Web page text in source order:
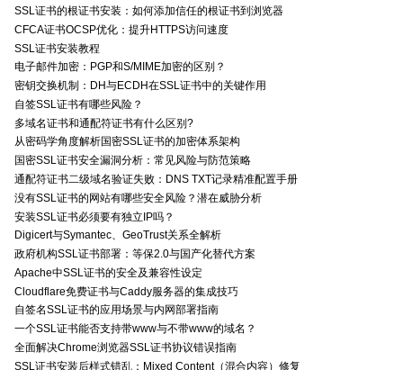
SSL证书的根证书安装：如何添加信任的根证书到浏览器
CFCA证书OCSP优化：提升HTTPS访问速度
SSL证书安装教程
电子邮件加密：PGP和S/MIME加密的区别？
密钥交换机制：DH与ECDH在SSL证书中的关键作用
自签SSL证书有哪些风险？
多域名证书和通配符证书有什么区别?
从密码学角度解析国密SSL证书的加密体系架构
国密SSL证书安全漏洞分析：常见风险与防范策略
通配符证书二级域名验证失败：DNS TXT记录精准配置手册
没有SSL证书的网站有哪些安全风险？潜在威胁分析
安装SSL证书必须要有独立IP吗？
Digicert与Symantec、GeoTrust关系全解析
政府机构SSL证书部署：等保2.0与国产化替代方案
Apache中SSL证书的安全及兼容性设定
Cloudflare免费证书与Caddy服务器的集成技巧
自签名SSL证书的应用场景与内网部署指南
一个SSL证书能否支持带www与不带www的域名？
全面解决Chrome浏览器SSL证书协议错误指南
SSL证书安装后样式错乱：Mixed Content（混合内容）修复